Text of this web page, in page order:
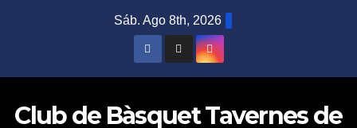
Sáb. Ago 8th, 2026
Club de Bàsquet Tavernes de